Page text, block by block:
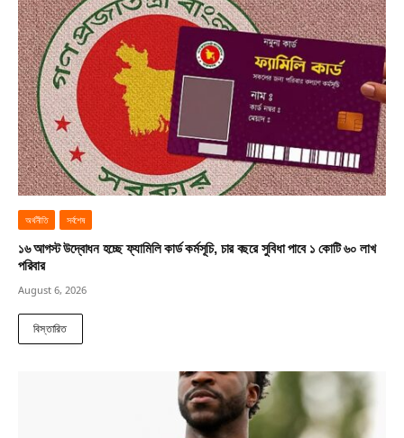
অর্থনীতি সর্বশেষ
১৬ আগস্ট উদ্বোধন হচ্ছে ফ্যামিলি কার্ড কর্মসূচি, চার বছরে সুবিধা পাবে ১ কোটি ৬০ লাখ
পরিবার
August 6, 2026
বিস্তারিত